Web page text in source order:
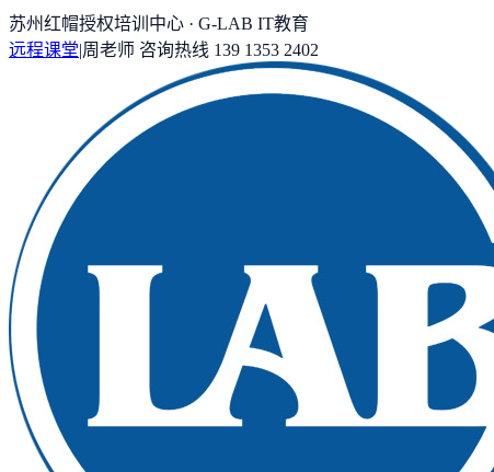
苏州红帽授权培训中心 · G-LAB IT教育
远程课堂|周老师 咨询热线 139 1353 2402